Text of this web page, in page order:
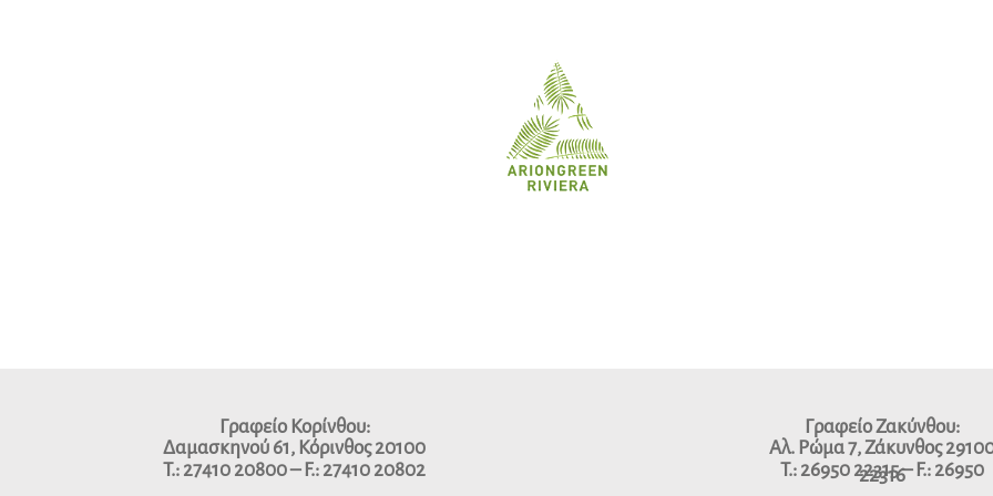
Γραφείο Κορίνθου:
Δαμασκηνού 61, Κόρινθος 20100
Τ.: 27410 20800– F.: 27410 20802
Γραφείο Ζακύνθου:
Αλ. Ρώμα 7, Ζάκυνθος
Τ.: 26950 22315– F.: 26950
22316